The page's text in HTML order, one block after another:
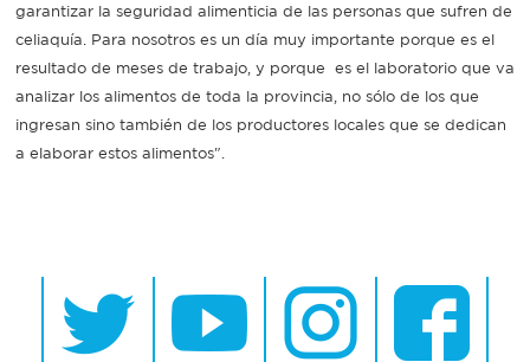
garantizar la seguridad alimenticia de las personas que sufren de
celiaquía. Para nosotros es un día muy importante porque es el
resultado de meses de trabajo, y porque es el laboratorio que va
analizar los alimentos de toda la provincia, no sólo de los que
ingresan sino también de los productores locales que se dedican
a elaborar estos alimentos".